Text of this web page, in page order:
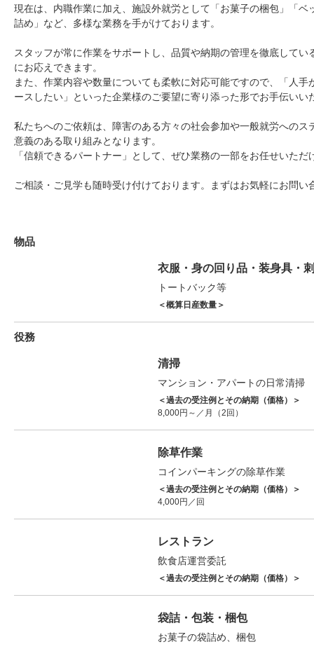
現在は、内職作業に加え、施設外就労として「お菓子の梱包」「ベ
詰め」など、多様な業務を手がけております。
スタッフが常に作業をサポートし、品質や納期の管理を徹底して
にお応えできます。
また、作業内容や数量についても柔軟に対応可能ですので、「人
ースしたい」といった企業様のご要望に寄り添った形でお手伝いい
私たちへのご依頼は、障害のある方々の社会参加や一般就労へのス
意義のある取り組みとなります。
「信頼できるパートナー」として、ぜひ業務の一部をお任せいただ
ご相談・ご見学も随時受け付けております。まずはお気軽にお問い
物品
衣服・身の回り品・装身具・
トートバック等
＜概算日産数量＞
役務
清掃
マンション・アパートの日常清掃
＜過去の受注例とその納期（価格）＞
8,000円～／月（2回）
除草作業
コインパーキングの除草作業
＜過去の受注例とその納期（価格）＞
4,000円／回
レストラン
飲食店運営委託
＜過去の受注例とその納期（価格）＞
袋詰・包装・梱包
お菓子の袋詰め、梱包